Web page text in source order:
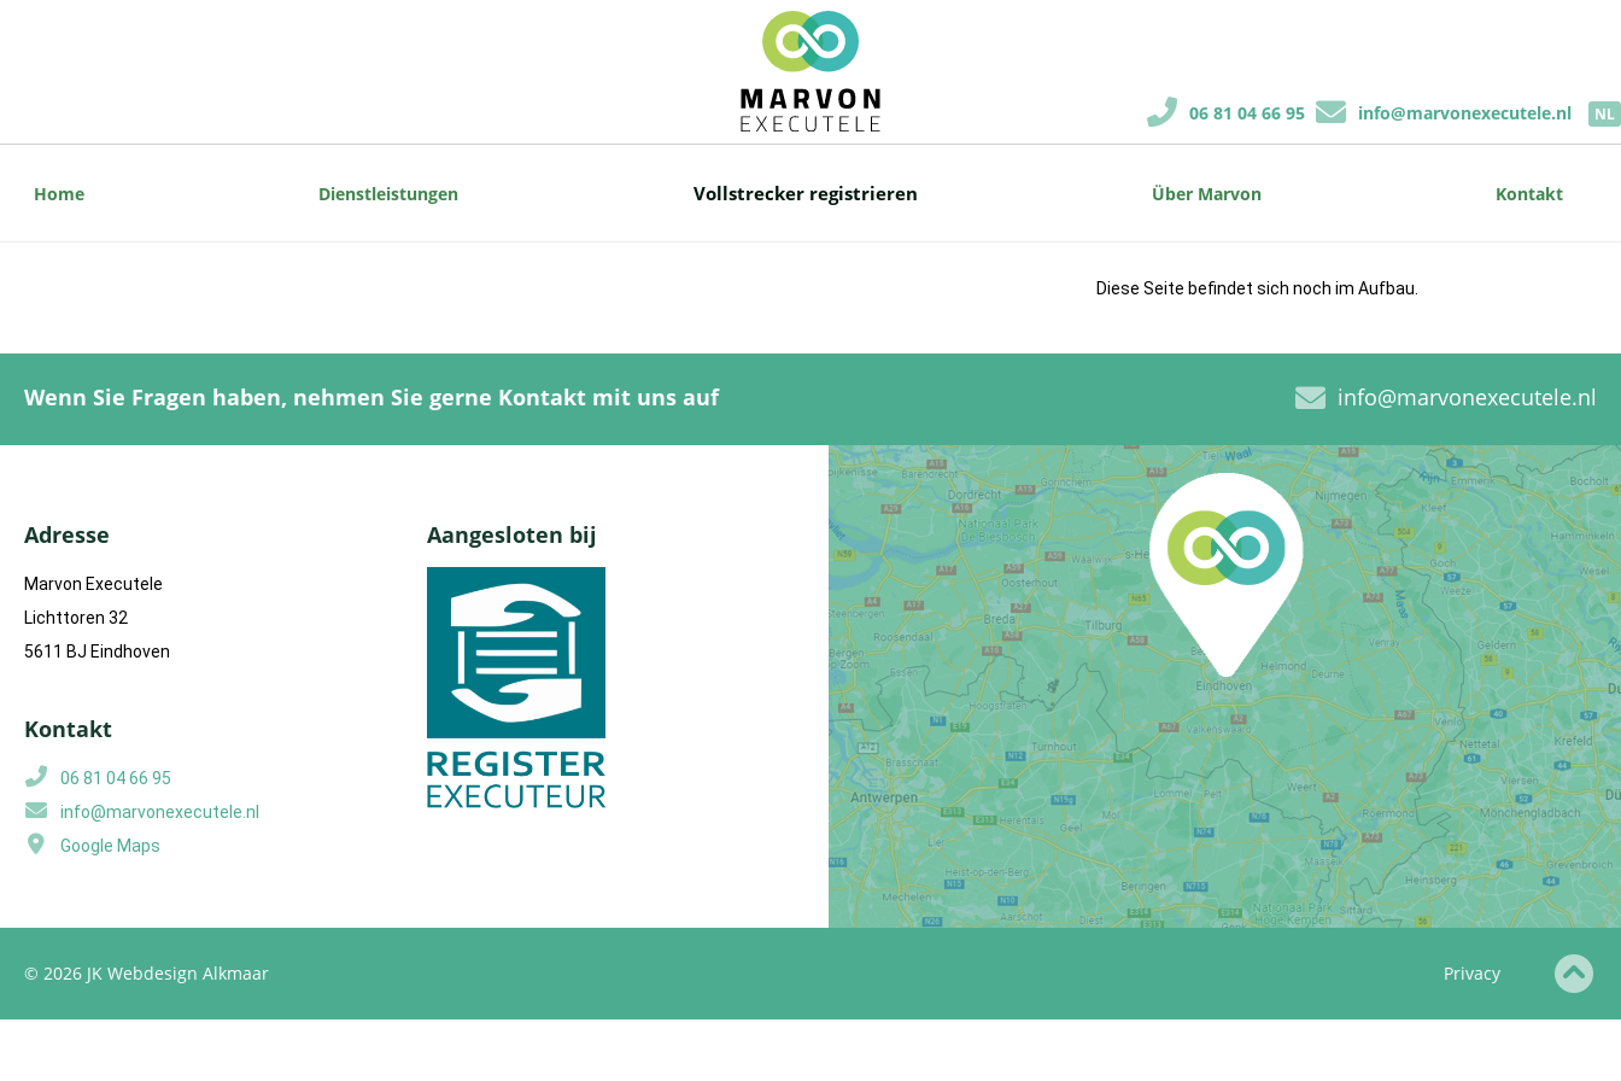
06 81 04 66 95 info@marvonexecutele.nl NL
Home Dienstleistungen Vollstrecker registrieren Über Marvon Kontakt
Diese Seite befindet sich noch im Aufbau.
Wenn Sie Fragen haben, nehmen Sie gerne Kontakt mit uns auf info@marvonexecutele.nl
Adresse
Marvon Executele
Lichttoren 32
5611 BJ Eindhoven
Kontakt
06 81 04 66 95
info@marvonexecutele.nl
Google Maps
Aangesloten bij
© 2026 JK Webdesign Alkmaar Privacy